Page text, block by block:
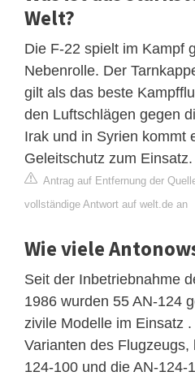
Welt?
Die F-22 spielt im Kampf
Nebenrolle. Der
gilt als das beste
den Luftschlägen gegen
Irak und in Syrien kommt
Geleitschutz zum Einsatz.
Antrag auf Entfernung der
vollständige Antwort auf welt.de an
Wie viele
Seit der Inbetriebnahme
1986 wurden 55 AN-124
zivile Modelle im Einsatz
Varianten des
124-100 und die AN-124-